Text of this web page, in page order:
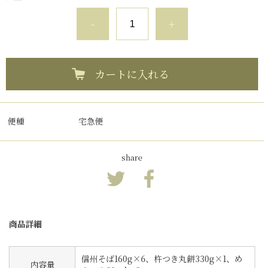
- +
カートに入れる
便種 宅急便
share
商品詳細
内容量
信州そば160g×6、杵つき丸餅330g×1、め